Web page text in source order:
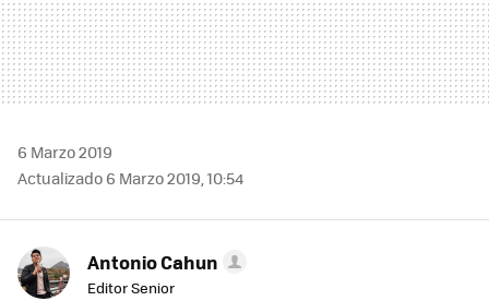
6 Marzo 2019
Actualizado 6 Marzo 2019, 10:54
Antonio Cahun
Editor Senior